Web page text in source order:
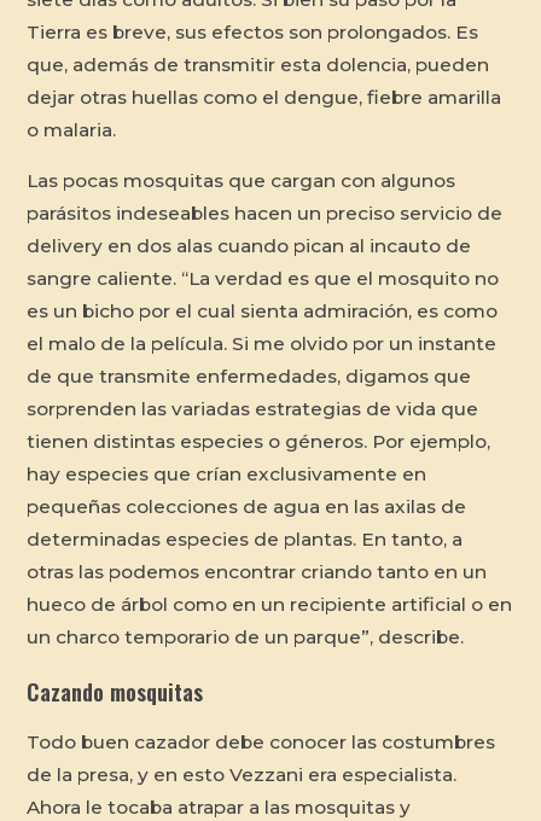
Tierra es breve, sus efectos son prolongados. Es
que, además de transmitir esta dolencia, pueden
dejar otras huellas como el dengue, fiebre amarilla
o malaria.
Las pocas mosquitas que cargan con algunos
parásitos indeseables hacen un preciso servicio de
delivery en dos alas cuando pican al incauto de
sangre caliente. “La verdad es que el mosquito no
es un bicho por el cual sienta admiración, es como
el malo de la película. Si me olvido por un instante
de que transmite enfermedades, digamos que
sorprenden las variadas estrategias de vida que
tienen distintas especies o géneros. Por ejemplo,
hay especies que crían exclusivamente en
pequeñas colecciones de agua en las axilas de
determinadas especies de plantas. En tanto, a
otras las podemos encontrar criando tanto en un
hueco de árbol como en un recipiente artificial o en
un charco temporario de un parque”, describe.
Cazando mosquitas
Todo buen cazador debe conocer las costumbres
de la presa, y en esto Vezzani era especialista.
Ahora le tocaba atrapar a las mosquitas y